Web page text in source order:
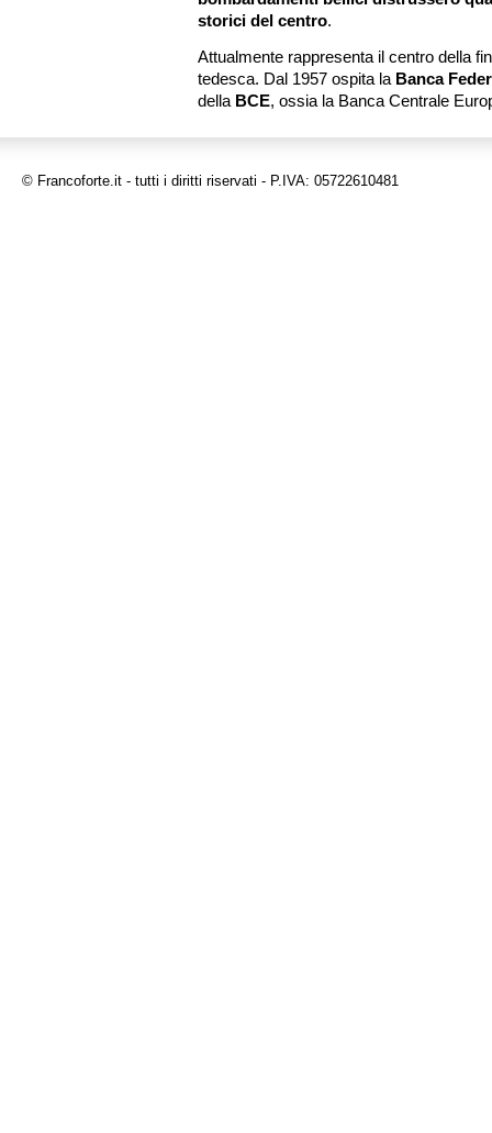
storici del centro.
Attualmente rappresenta il centro della
tedesca. Dal 1957 ospita la Banca
della BCE, ossia la Banca Centrale
© Francoforte.it - tutti i diritti riservati - P.IVA: 05722610481